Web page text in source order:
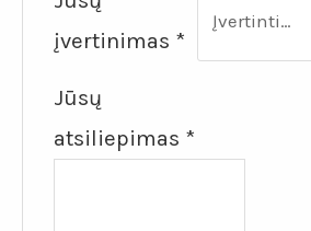
įvertinimas *
Jūsų
atsiliepimas *